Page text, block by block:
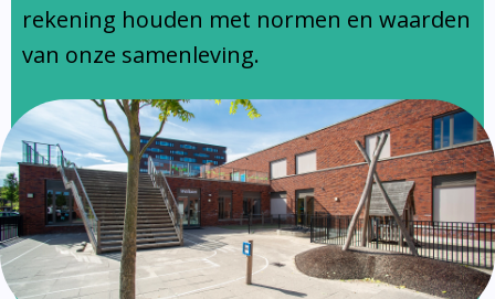
rekening houden met normen en waarden
van onze samenleving.